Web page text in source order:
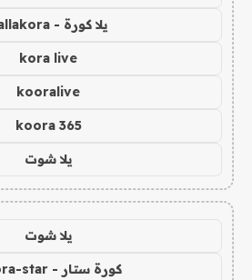
يلا كورة - yallakora
kora live
kooralive
koora 365
يلا شوت
يلا شوت
كورة ستار - koora-star